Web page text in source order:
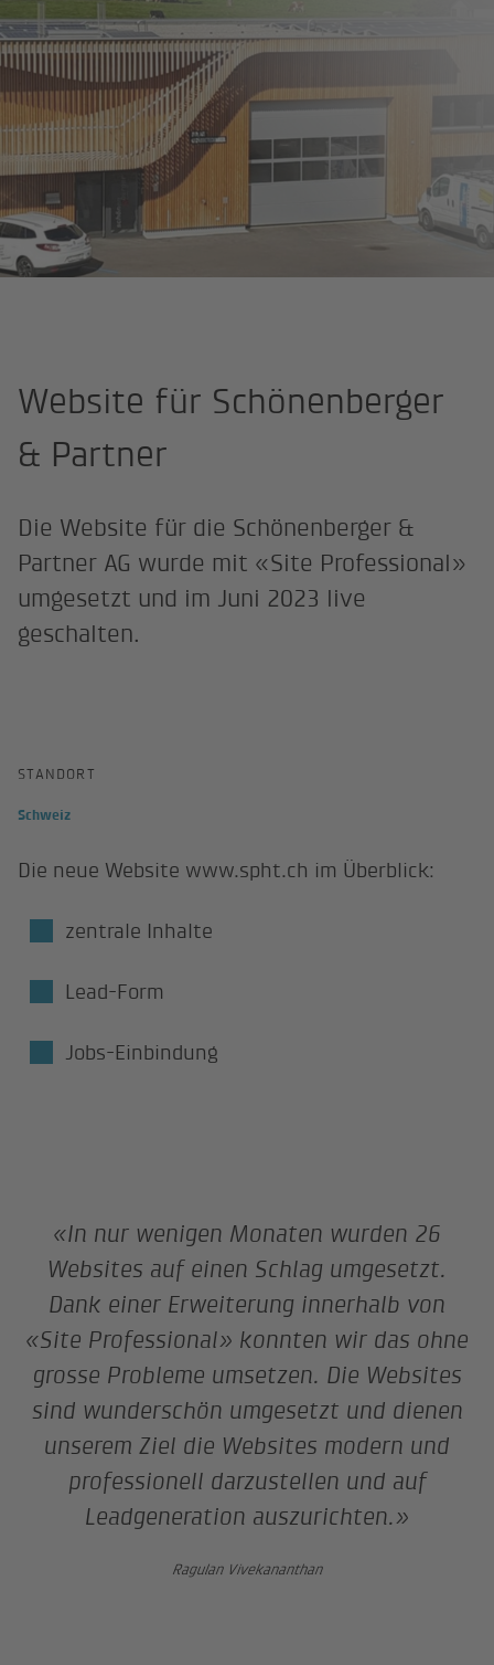
Website für Schönenberger
& Partner
Die Website für die Schönenberger &
Partner AG wurde mit «Site Professional»
umgesetzt und im Juni 2023 live
geschalten.
STANDORT
Schweiz
Die neue Website www.spht.ch im Überblick:
zentrale Inhalte
Lead-Form
Jobs-Einbindung
«In nur wenigen Monaten wurden 26
Websites auf einen Schlag umgesetzt.
Dank einer Erweiterung innerhalb von
«Site Professional» konnten wir das ohne
grosse Probleme umsetzen. Die Websites
sind wunderschön umgesetzt und dienen
unserem Ziel die Websites modern und
professionell darzustellen und auf
Leadgeneration auszurichten.»
Ragulan Vivekananthan